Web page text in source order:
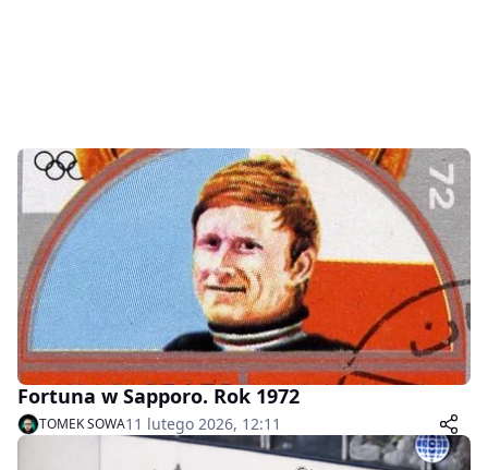
Fortuna w Sapporo. Rok 1972
TOMEK SOWA11 lutego 2026, 12:11